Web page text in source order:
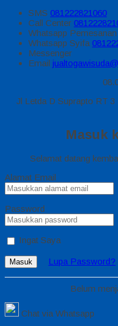
SMS 081222821060
Call Center
Whatsapp Pemesanan
Whatsapp Syifa
Messenger
Email
Jl Letda D Suprapto RT 3
Masuk
Selamat datang
Alamat Email
Password
Ingat Saya
Masuk Lupa Password?
Belum
Chat via Whatsapp